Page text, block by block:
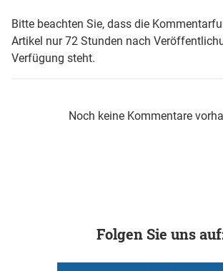
Bitte beachten Sie, dass die
Artikel nur 72 Stunden nach
Verfügung steht.
Noch keine Kommentare
Folgen Sie uns